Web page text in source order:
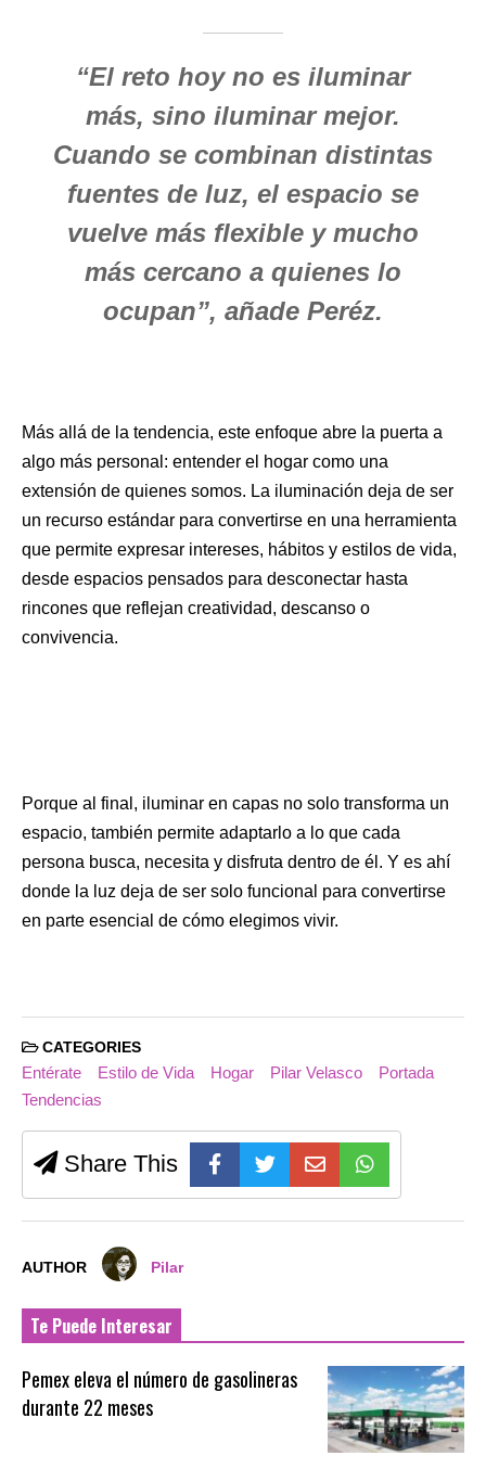
“El reto hoy no es iluminar
más, sino iluminar mejor.
Cuando se combinan distintas
fuentes de luz, el espacio se
vuelve más flexible y mucho
más cercano a quienes lo
ocupan”, añade Peréz.
Más allá de la tendencia, este enfoque abre la puerta a
algo más personal: entender el hogar como una
extensión de quienes somos. La iluminación deja de ser
un recurso estándar para convertirse en una herramienta
que permite expresar intereses, hábitos y estilos de vida,
desde espacios pensados para desconectar hasta
rincones que reflejan creatividad, descanso o
convivencia.
Porque al final, iluminar en capas no solo transforma un
espacio, también permite adaptarlo a lo que cada
persona busca, necesita y disfruta dentro de él. Y es ahí
donde la luz deja de ser solo funcional para convertirse
en parte esencial de cómo elegimos vivir.
CATEGORIES
Entérate Estilo de Vida Hogar Pilar Velasco
Portada
Tendencias
Share This
AUTHOR Pilar
Te Puede Interesar
Pemex eleva el número de gasolineras
durante 22 meses